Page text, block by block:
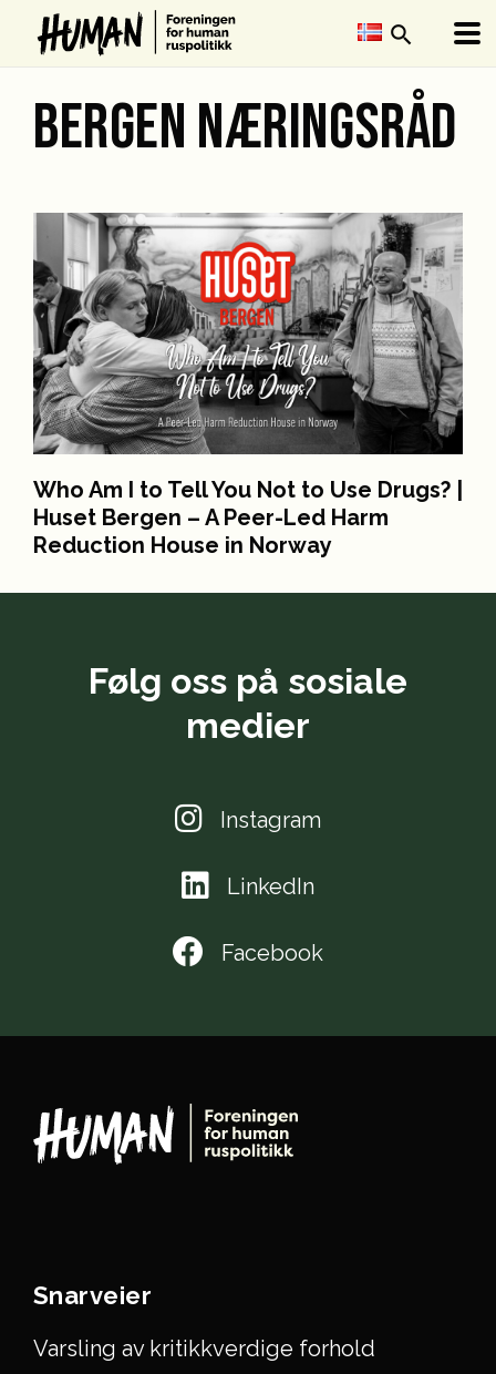
search
BERGEN NÆRINGSRÅD
Who Am I to Tell You Not to Use Drugs? |
Huset Bergen – A Peer-Led Harm
Reduction House in Norway
Følg oss på sosiale
medier
Instagram
LinkedIn
Facebook
Snarveier
Varsling av kritikkverdige forhold